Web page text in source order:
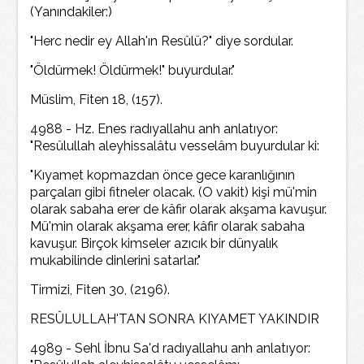
(Yanındakiler:)
"Herc nedir ey Allah'ın Resûlü?" diye sordular.
"Öldürmek! Öldürmek!" buyurdular."
Müslim, Fiten 18, (157).
4988 - Hz. Enes radıyallahu anh anlatıyor:
"Resûlullah aleyhissalâtu vesselâm buyurdular ki:
"Kıyamet kopmazdan önce gece karanlığının
parçaları gibi fitneler olacak. (O vakit) kişi mü'min
olarak sabaha erer de kâfir olarak akşama kavuşur.
Mü'min olarak akşama erer, kâfir olarak sabaha
kavuşur. Birçok kimseler azıcık bir dünyalık
mukabilinde dinlerini satarlar."
Tirmizi, Fiten 30, (2196).
RESÛLULLAH'TAN SONRA KIYAMET YAKINDIR
4989 - Sehl İbnu Sa'd radıyallahu anh anlatıyor: